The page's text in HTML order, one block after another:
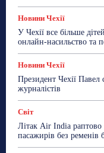
Новини Чехії
У Чехії все більше
онлайн-насильство та
Новини Чехії
Президент Чехії
журналістів
Світ
Літак Air India
пасажирів без ременів